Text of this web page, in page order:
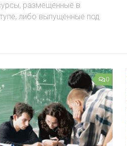
размещенные в
либо выпущенные под
0